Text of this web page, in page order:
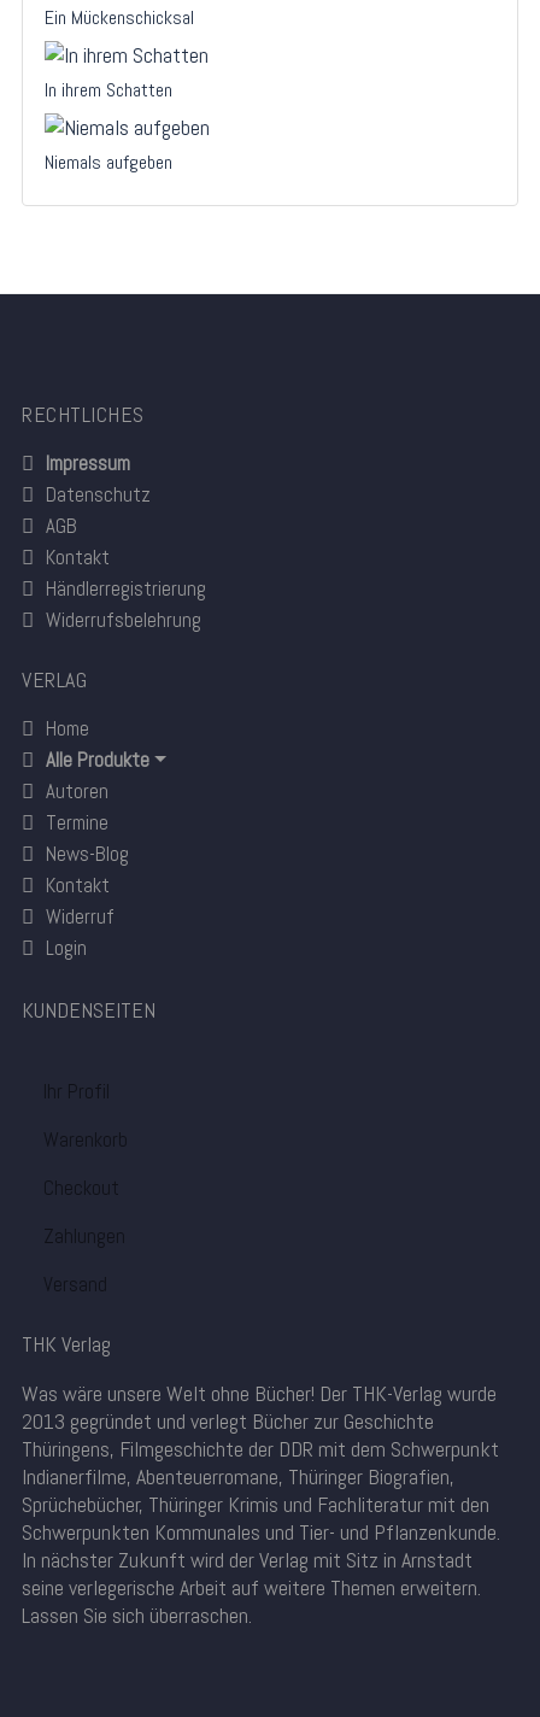
Ein Mückenschicksal
In ihrem Schatten
Niemals aufgeben
RECHTLICHES
Impressum
Datenschutz
AGB
Kontakt
Händlerregistrierung
Widerrufsbelehrung
VERLAG
Home
Alle Produkte
Autoren
Termine
News-Blog
Kontakt
Widerruf
Login
KUNDENSEITEN
Ihr Profil
Warenkorb
Checkout
Zahlungen
Versand
THK Verlag
Was wäre unsere Welt ohne Bücher! Der THK-Verlag wurde
2013 gegründet und verlegt Bücher zur Geschichte
Thüringens, Filmgeschichte der DDR mit dem Schwerpunkt
Indianerfilme, Abenteuerromane, Thüringer Biografien,
Sprüchebücher, Thüringer Krimis und Fachliteratur mit den
Schwerpunkten Kommunales und Tier- und Pflanzenkunde.
In nächster Zukunft wird der Verlag mit Sitz in Arnstadt
seine verlegerische Arbeit auf weitere Themen erweitern.
Lassen Sie sich überraschen.